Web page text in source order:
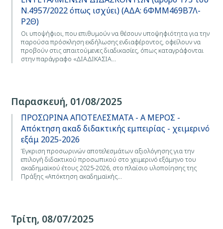
Ν.4957/2022 όπως ισχύει) (ΑΔΑ: 6ΦΜΜ469Β7Λ-
Ρ2Θ)
Οι υποψήφιοι, που επιθυμούν να θέσουν υποψηφιότητα για την
παρούσα πρόσκληση εκδήλωσης ενδιαφέροντος, οφείλουν να
προβούν στις απαιτούμενες διαδικασίες, όπως καταγράφονται
στην παράγραφο «ΔΙΑΔΙΚΑΣΙΑ…
Παρασκευή, 01/08/2025
ΠΡΟΣΩΡΙΝΑ ΑΠΟΤΕΛΕΣΜΑΤΑ - Α ΜΕΡΟΣ -
Απόκτηση ακαδ διδακτικής εμπειρίας - χειμερινό
εξάμ 2025-2026
Έγκριση προσωρινών αποτελεσμάτων αξιολόγησης για την
επιλογή διδακτικού προσωπικού στο χειμερινό εξάμηνο του
ακαδημαϊκού έτους 2025-2026, στo πλαίσιο υλοποίησης της
Πράξης «Απόκτηση ακαδημαϊκής…
Τρίτη, 08/07/2025